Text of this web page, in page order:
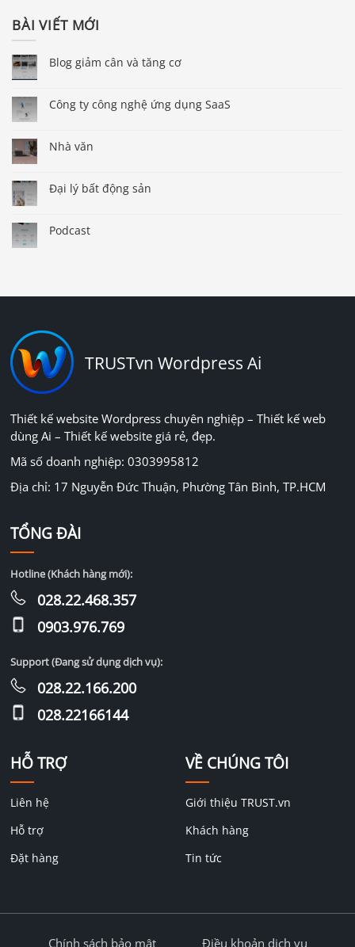
BÀI VIẾT MỚI
Blog giảm cân và tăng cơ
Công ty công nghệ ứng dụng SaaS
Nhà văn
Đại lý bất động sản
Podcast
TRUSTvn Wordpress Ai
Thiết kế website Wordpress chuyên nghiệp – Thiết kế web
dùng Ai – Thiết kế website giá rẻ, đẹp.
Mã số doanh nghiệp: 0303995812
Địa chỉ: 17 Nguyễn Đức Thuận, Phường Tân Bình, TP.HCM
HỖ TRỢ
Liên hệ
Hỗ trợ
Đặt hàng
VỀ CHÚNG TÔI
Giới thiệu TRUST.vn
Khách hàng
Tin tức
TỔNG ĐÀI
Hotline (Khách hàng mới):
028.22.468.357
0903.976.769
Support (Đang sử dụng dịch vụ):
028.22.166.200
028.22166144
Chính sách bảo mật Điều khoản dịch vụ